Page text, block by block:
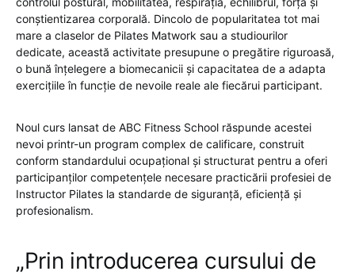
conștientizarea corporală. Dincolo de popularitatea tot mai
mare a claselor de Pilates Matwork sau a studiourilor
dedicate, această activitate presupune o pregătire riguroasă,
o bună înțelegere a biomecanicii și capacitatea de a adapta
exercițiile în funcție de nevoile reale ale fiecărui participant.
Noul curs lansat de ABC Fitness School răspunde acestei
nevoi printr-un program complex de calificare, construit
conform standardului ocupațional și structurat pentru a oferi
participanților competențele necesare practicării profesiei de
Instructor Pilates la standarde de siguranță, eficiență și
profesionalism.
„Prin introducerea cursului de